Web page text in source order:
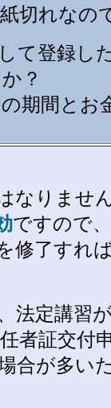
切れなの
て登録し
？
期間とお
なりませ
ですので
修了すれ
法定講習
者証交付
合が多い